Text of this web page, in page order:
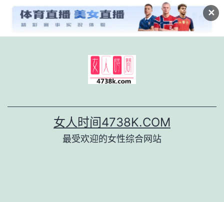
✕
女人时间4738K.COM
最受欢迎的女性综合网站